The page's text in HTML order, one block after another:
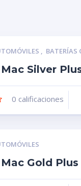
, BATERÍAS
Silver
0 calificaciones
Gold Plus